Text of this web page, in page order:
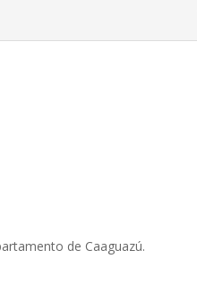
de Caaguazú.